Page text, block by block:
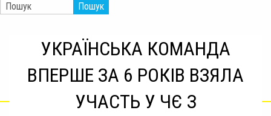
Пошук
УКРАЇНСЬКА КОМАНДА
ВПЕРШЕ ЗА 6 РОКІВ ВЗЯЛА
УЧАСТЬ У ЧЄ З